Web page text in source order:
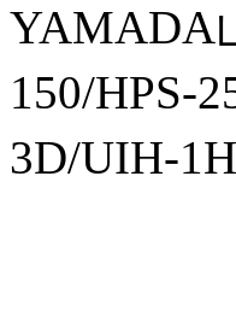
YAMADA
150/HPS-
3D/UIH-